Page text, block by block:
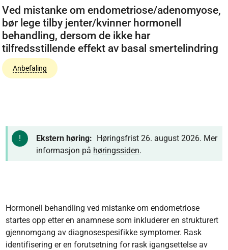
Ved mistanke om endometriose/adenomyose,
bør lege tilby jenter/kvinner hormonell
behandling, dersom de ikke har
tilfredsstillende effekt av basal smertelindring
Anbefaling
Ekstern høring: Høringsfrist 26. august 2026. Mer
informasjon på høringssiden.
Hormonell behandling ved mistanke om endometriose
startes opp etter en anamnese som inkluderer en strukturert
gjennomgang av diagnosespesifikke symptomer. Rask
identifisering er en forutsetning for rask igangsettelse av